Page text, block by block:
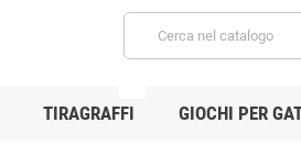
TIRAGRAFFI GIOCHI PER